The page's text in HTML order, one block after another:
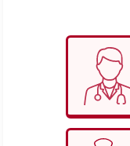
生年月日